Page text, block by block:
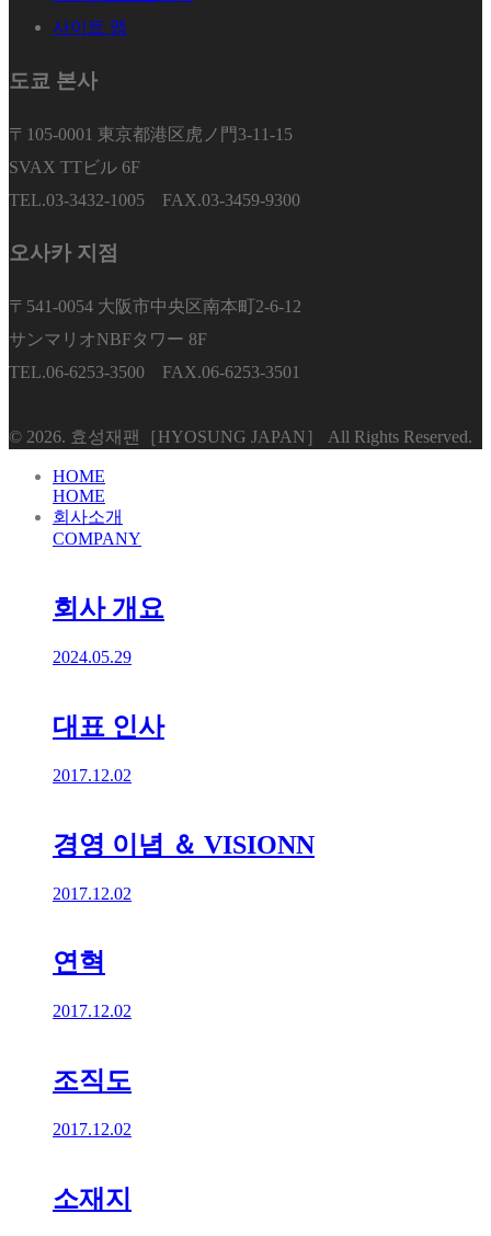
사이트 맵
도쿄 본사
〒105-0001 東京都港区虎ノ門3-11-15
SVAX TTビル 6F
TEL.03-3432-1005 FAX.03-3459-9300
오사카 지점
〒541-0054 大阪市中央区南本町2-6-12
サンマリオNBFタワー 8F
TEL.06-6253-3500 FAX.06-6253-3501
© 2026. 효성재팬［HYOSUNG JAPAN］ All Rights Reserved.
HOME
HOME
회사소개
COMPANY
회사 개요
2024.05.29
대표 인사
2017.12.02
경영 이념 ＆ VISIONN
2017.12.02
연혁
2017.12.02
조직도
2017.12.02
소재지